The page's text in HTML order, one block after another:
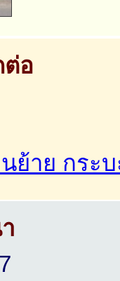
ต่อ
ย้าย กระ